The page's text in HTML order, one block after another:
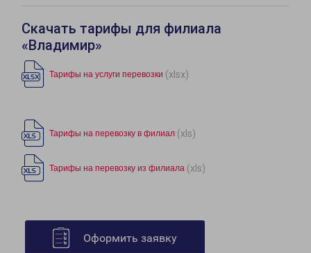
Скачать тарифы для филиала
«Владимир»
Тарифы на услуги перевозки (xlsx)
Тарифы на перевозку в филиал (xls)
Тарифы на перевозку из филиала (xls)
Оформить заявку